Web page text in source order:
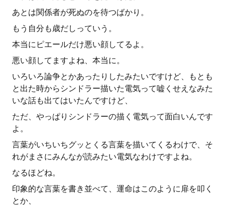
あとは関係者が死ぬのを待つばかり。
もう自分も歳だしっていう。
本当にピエールだけ悪い顔してるよ。
悪い顔してますよね、本当に。
いろいろ論争とかあったりしたみたいですけど、もとも
と出た時からシンドラー描いた電気って嘘くせえなみた
いな話も出てはいたんですけど、
ただ、やっぱりシンドラーの描く電気って面白いんです
よ。
言葉がいちいちグッとくる言葉を描いてくるわけで、そ
れがまさにみんなが読みたい電気なわけですよね。
なるほどね。
印象的な言葉を書き並べて、運命はこのように扉を叩く
とか、